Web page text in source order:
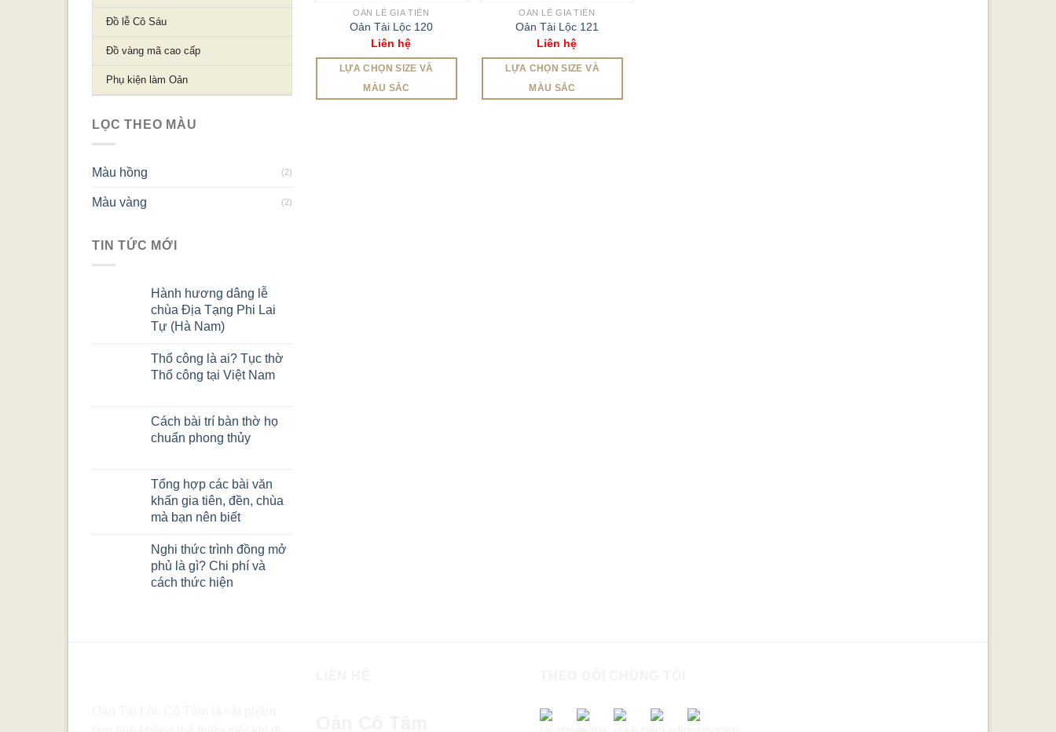
Đồ lễ Cô Sáu
Đồ vàng mã cao cấp
Phụ kiện làm Oản
LỌC THEO MÀU
Màu hồng (2)
Màu vàng (2)
TIN TỨC MỚI
Hành hương dâng lễ
chùa Địa Tạng Phi Lai
Tự (Hà Nam)
Thổ công là ai? Tục thờ
Thổ công tại Việt Nam
Cách bài trí bàn thờ họ
chuẩn phong thủy
Tổng hợp các bài văn
khấn gia tiên, đền, chùa
mà bạn nên biết
Nghi thức trình đồng mở
phủ là gì? Chi phí và
cách thức hiện
OẢN LỄ GIA TIÊN
Oản Tài Lộc 120
Liên hệ
LỰA CHỌN SIZE VÀ
MÀU SẮC
OẢN LỄ GIA TIÊN
Oản Tài Lộc 121
Liên hệ
LỰA CHỌN SIZE VÀ
MÀU SẮC